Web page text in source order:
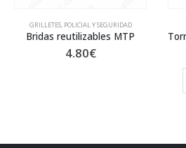
POLICIAL Y SEGURIDAD,VARIOS
49.90